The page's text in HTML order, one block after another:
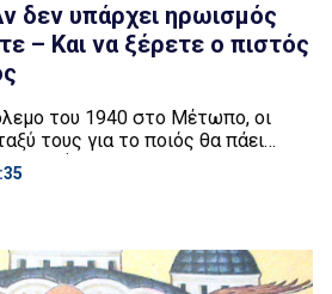
δεν υπάρχει ηρωισμός
– Και να ξέρετε ο πιστός
του 1940 στο Μέτωπο, οι
τους για το ποιός θα πάει
Οι νέοι τότε τραβούσαν
τους έλεγαν: «Πηγαίνετε εσείς
Προσπαθούσα […]